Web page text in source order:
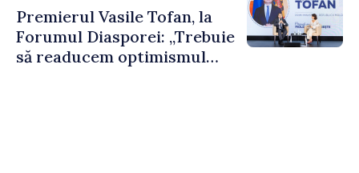
puternice”
Premierul Vasile Tofan, la
Forumul Diasporei: „Trebuie
să readucem optimismul